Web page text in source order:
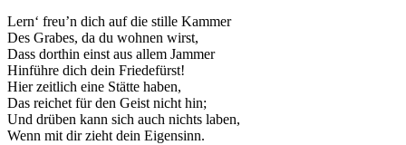
Lern‘ freu’n dich auf die stille Kammer
Des Grabes, da du wohnen wirst,
Dass dorthin einst aus allem Jammer
Hinführe dich dein Friedefürst!
Hier zeitlich eine Stätte haben,
Das reichet für den Geist nicht hin;
Und drüben kann sich auch nichts laben,
Wenn mit dir zieht dein Eigensinn.